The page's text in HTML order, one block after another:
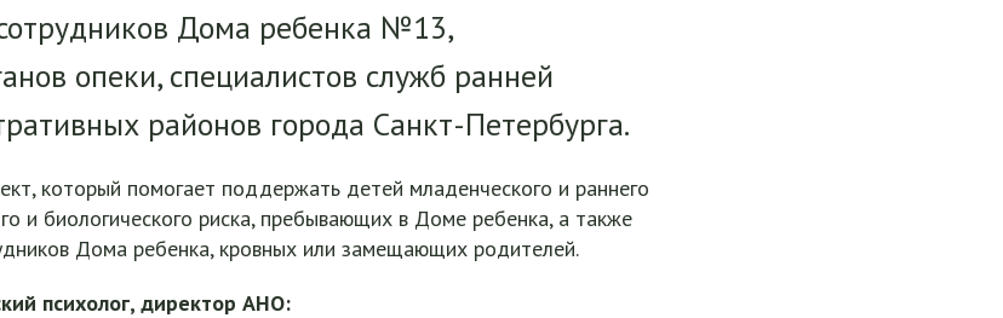
Дома ребенка №13,
опеки, специалистов служб ранней
районов города Санкт-Петербурга.
который помогает поддержать детей младенческого и раннего
и биологического риска, пребывающих в Доме ребенка, а также
Дома ребенка, кровных или замещающих родителей.
психолог, директор АНО: